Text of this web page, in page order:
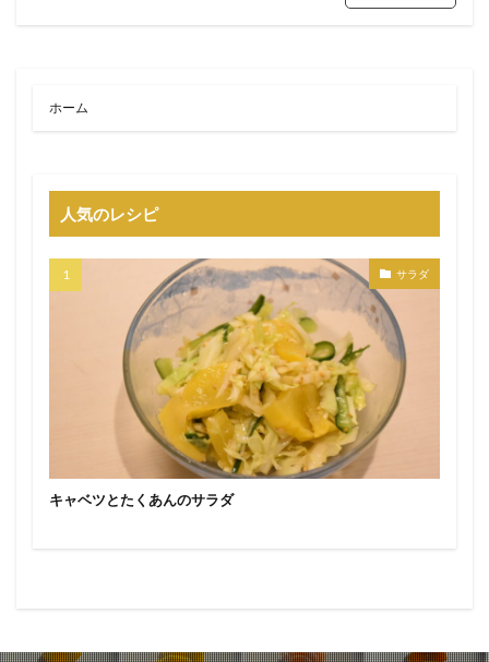
ホーム
人気のレシピ
サラダ
キャベツとたくあんのサラダ